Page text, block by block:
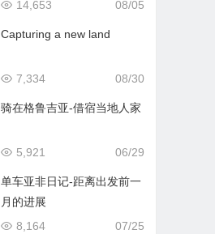
08/05
14,653
Capturing a new land
08/30
7,334
骑在格鲁吉亚-借宿当地人家
06/29
5,921
单车亚非日记-距离出发前一
月的进展
07/25
8,164